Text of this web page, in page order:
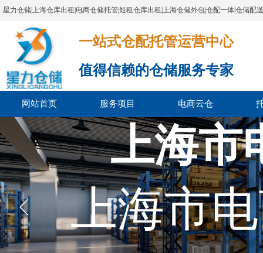
星力仓储|上海仓库出租|电商仓储托管|短租仓库出租|上海仓储外包|仓配一体|仓储配
一站式仓配托管运营中心​​​​​​​​​​​​​​​​​
值得信赖的仓储服务专家
网站首页 服务项目 电商云仓
上海市
上海市